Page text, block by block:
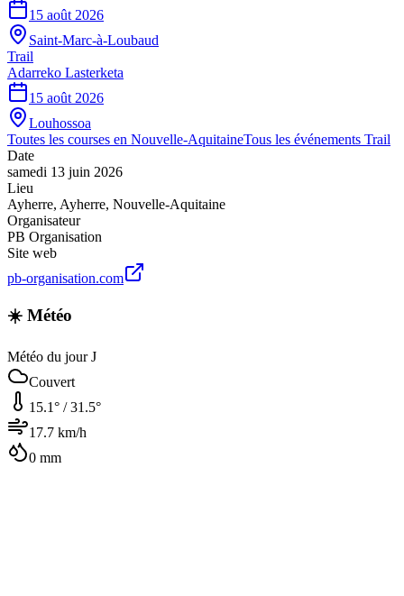
15 août 2026
Saint-Marc-à-Loubaud
Trail
Adarreko Lasterketa
15 août 2026
Louhossoa
Toutes les courses en Nouvelle-AquitaineTous les événements Trail
Date
samedi 13 juin 2026
Lieu
Ayherre, Ayherre, Nouvelle-Aquitaine
Organisateur
PB Organisation
Site web
pb-organisation.com
☀️ Météo
Météo du jour J
Couvert
15.1° /31.5°
17.7 km/h
0 mm